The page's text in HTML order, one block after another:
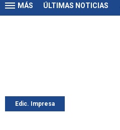
MÁS ÚLTIMAS NOTICIAS
Edic. Impresa